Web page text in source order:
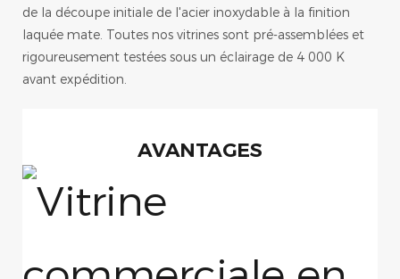
de la découpe initiale de l'acier inoxydable à la finition
laquée mate. Toutes nos vitrines sont pré-assemblées et
rigoureusement testées sous un éclairage de 4 000 K
avant expédition.
AVANTAGES